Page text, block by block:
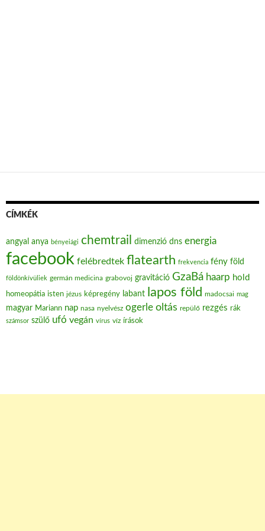
CÍMKÉK
angyal anya bényeiági chemtrail dimenzió dns energia
facebook felébredtek flatearth frekvencia fény föld
földönkívüliek germán medicina grabovoj gravitáció GzaBá haarp hold
homeopátia isten jézus képregény labant lapos föld madocsai mag
magyar Mariann nap nasa nyelvész ogerle oltás repülő rezgés rák
számsor szülő ufó vegán vírus víz írások